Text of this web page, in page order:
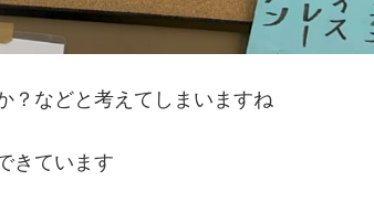
？などと考えてしまいますね
きています